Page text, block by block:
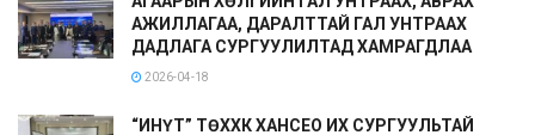
АЖИЛЛАГАА, ДАРАЛТТАЙ ГАЛ УНТРААХ
ДАДЛАГА СУРГУУЛИЛТАД ХАМРАГДЛАА
2026-04-18
“ИНҮТ” ТӨХХК ХАНСЕО ИХ СУРГУУЛЬТАЙ